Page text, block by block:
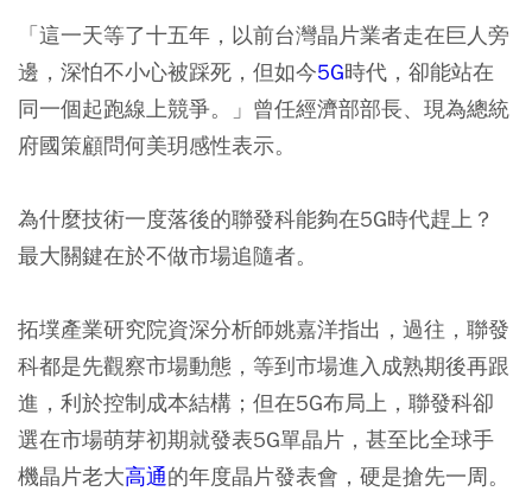
「這一天等了十五年，以前台灣晶片業者走在巨人旁
邊，深怕不小心被踩死，但如今5G時代，卻能站在
同一個起跑線上競爭。」曾任經濟部部長、現為總統
府國策顧問何美玥感性表示。
為什麼技術一度落後的聯發科能夠在5G時代趕上？
最大關鍵在於不做市場追隨者。
拓墣產業研究院資深分析師姚嘉洋指出，過往，聯發
科都是先觀察市場動態，等到市場進入成熟期後再跟
進，利於控制成本結構；但在5G布局上，聯發科卻
選在市場萌芽初期就發表5G單晶片，甚至比全球手
機晶片老大高通的年度晶片發表會，硬是搶先一周。